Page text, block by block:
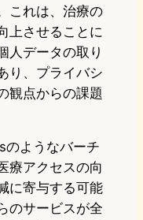
これは、治療の
上させることに
人データの取り
り、プライバシ
観点からの課題
のようなバーチ
療アクセスの向
に寄与する可能
のサービスが全